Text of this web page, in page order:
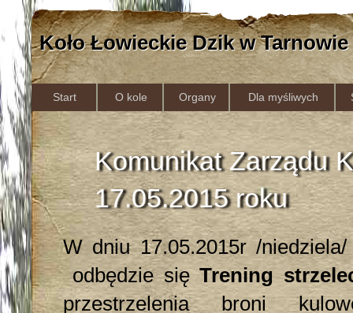
Koło Łowieckie Dzik w Tarnowie
Start O kole Organy Dla myśliwych
Komunikat Zarządu
17.05.2015 roku
W dniu 17.05.2015r /
odbędzie sięTrening
przestrzelenia broni